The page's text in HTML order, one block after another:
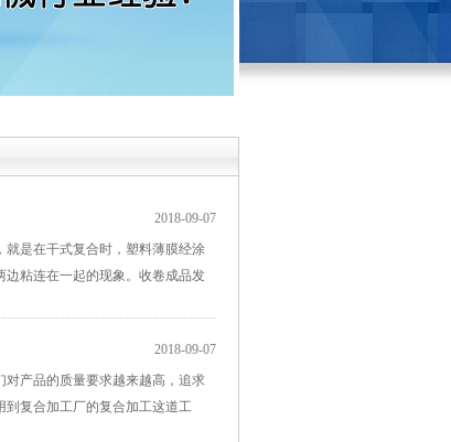
2018-09-07
是在干式复合时，塑料薄膜经涂
粘连在一起的现象。收卷成品发
2018-09-07
产品的质量要求越来越高，追求
到复合加工厂的复合加工这道工